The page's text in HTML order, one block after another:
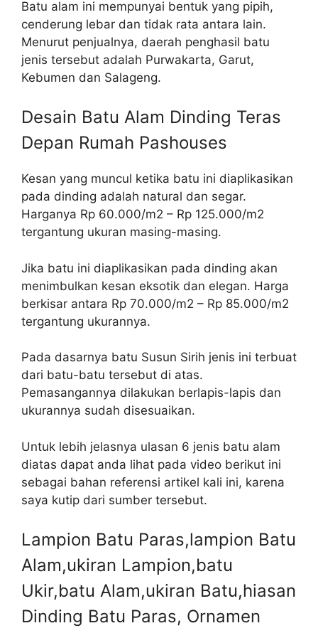
Batu alam ini mempunyai bentuk yang pipih,
cenderung lebar dan tidak rata antara lain.
Menurut penjualnya, daerah penghasil batu
jenis tersebut adalah Purwakarta, Garut,
Kebumen dan Salageng.
Desain Batu Alam Dinding Teras
Depan Rumah Pashouses
Kesan yang muncul ketika batu ini diaplikasikan
pada dinding adalah natural dan segar.
Harganya Rp 60.000/m2 – Rp 125.000/m2
tergantung ukuran masing-masing.
Jika batu ini diaplikasikan pada dinding akan
menimbulkan kesan eksotik dan elegan. Harga
berkisar antara Rp 70.000/m2 – Rp 85.000/m2
tergantung ukurannya.
Pada dasarnya batu Susun Sirih jenis ini terbuat
dari batu-batu tersebut di atas.
Pemasangannya dilakukan berlapis-lapis dan
ukurannya sudah disesuaikan.
Untuk lebih jelasnya ulasan 6 jenis batu alam
diatas dapat anda lihat pada video berikut ini
sebagai bahan referensi artikel kali ini, karena
saya kutip dari sumber tersebut.
Lampion Batu Paras,lampion Batu
Alam,ukiran Lampion,batu
Ukir,batu Alam,ukiran Batu,hiasan
Dinding Batu Paras, Ornamen